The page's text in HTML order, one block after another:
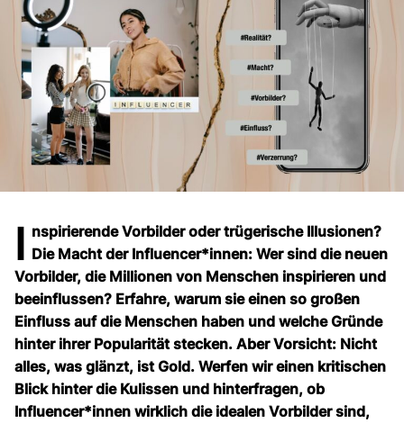
I nspirierende Vorbilder oder trügerische Illusionen?
Die Macht der Influencer*innen: Wer sind die neuen
Vorbilder, die Millionen von Menschen inspirieren und
beeinflussen? Erfahre, warum sie einen so großen
Einfluss auf die Menschen haben und welche Gründe
hinter ihrer Popularität stecken. Aber Vorsicht: Nicht
alles, was glänzt, ist Gold. Werfen wir einen kritischen
Blick hinter die Kulissen und hinterfragen, ob
Influencer*innen wirklich die idealen Vorbilder sind,